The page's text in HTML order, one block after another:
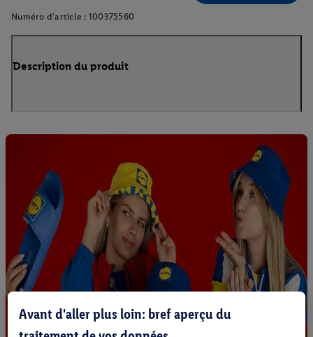
Numéro d'article : 100375560
Description du produit
Avant d'aller plus loin: bref aperçu du